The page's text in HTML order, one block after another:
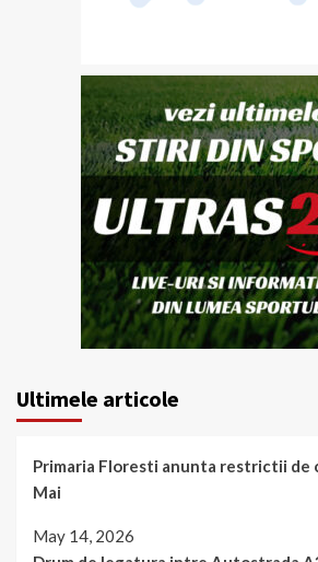
Ultimele articole
Primaria Floresti anunta restrictii de
Mai
May 14, 2026